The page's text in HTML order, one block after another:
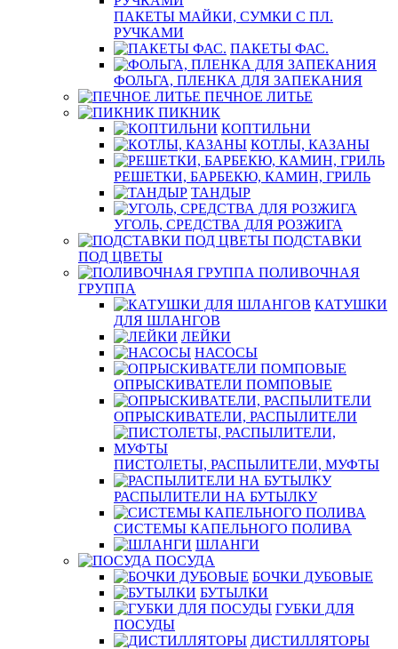
ПАКЕТЫ МАЙКИ, СУМКИ С ПЛ.
РУЧКАМИ
ПАКЕТЫ ФАС.
ФОЛЬГА, ПЛЕНКА ДЛЯ ЗАПЕКАНИЯ
ПЕЧНОЕ ЛИТЬЕ
ПИКНИК
КОПТИЛЬНИ
КОТЛЫ, КАЗАНЫ
РЕШЕТКИ, БАРБЕКЮ, КАМИН, ГРИЛЬ
ТАНДЫР
УГОЛЬ, СРЕДСТВА ДЛЯ РОЗЖИГА
ПОДСТАВКИ
ПОД ЦВЕТЫ
ПОЛИВОЧНАЯ
ГРУППА
КАТУШКИ
ДЛЯ ШЛАНГОВ
ЛЕЙКИ
НАСОСЫ
ОПРЫСКИВАТЕЛИ ПОМПОВЫЕ
ОПРЫСКИВАТЕЛИ, РАСПЫЛИТЕЛИ
ПИСТОЛЕТЫ, РАСПЫЛИТЕЛИ, МУФТЫ
РАСПЫЛИТЕЛИ НА БУТЫЛКУ
СИСТЕМЫ КАПЕЛЬНОГО ПОЛИВА
ШЛАНГИ
ПОСУДА
БОЧКИ ДУБОВЫЕ
БУТЫЛКИ
ГУБКИ ДЛЯ
ПОСУДЫ
ДИСТИЛЛЯТОРЫ